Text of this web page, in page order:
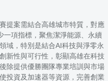
提案需結合高雄城市特質，對應
一項指標，聚焦潔淨能源、永續
域，特別是結合AI科技與淨零永
新性與可行性，彰顯高雄在科技
除提供優勝團隊專業培訓與市場
投資及加速器等資源，完善創業